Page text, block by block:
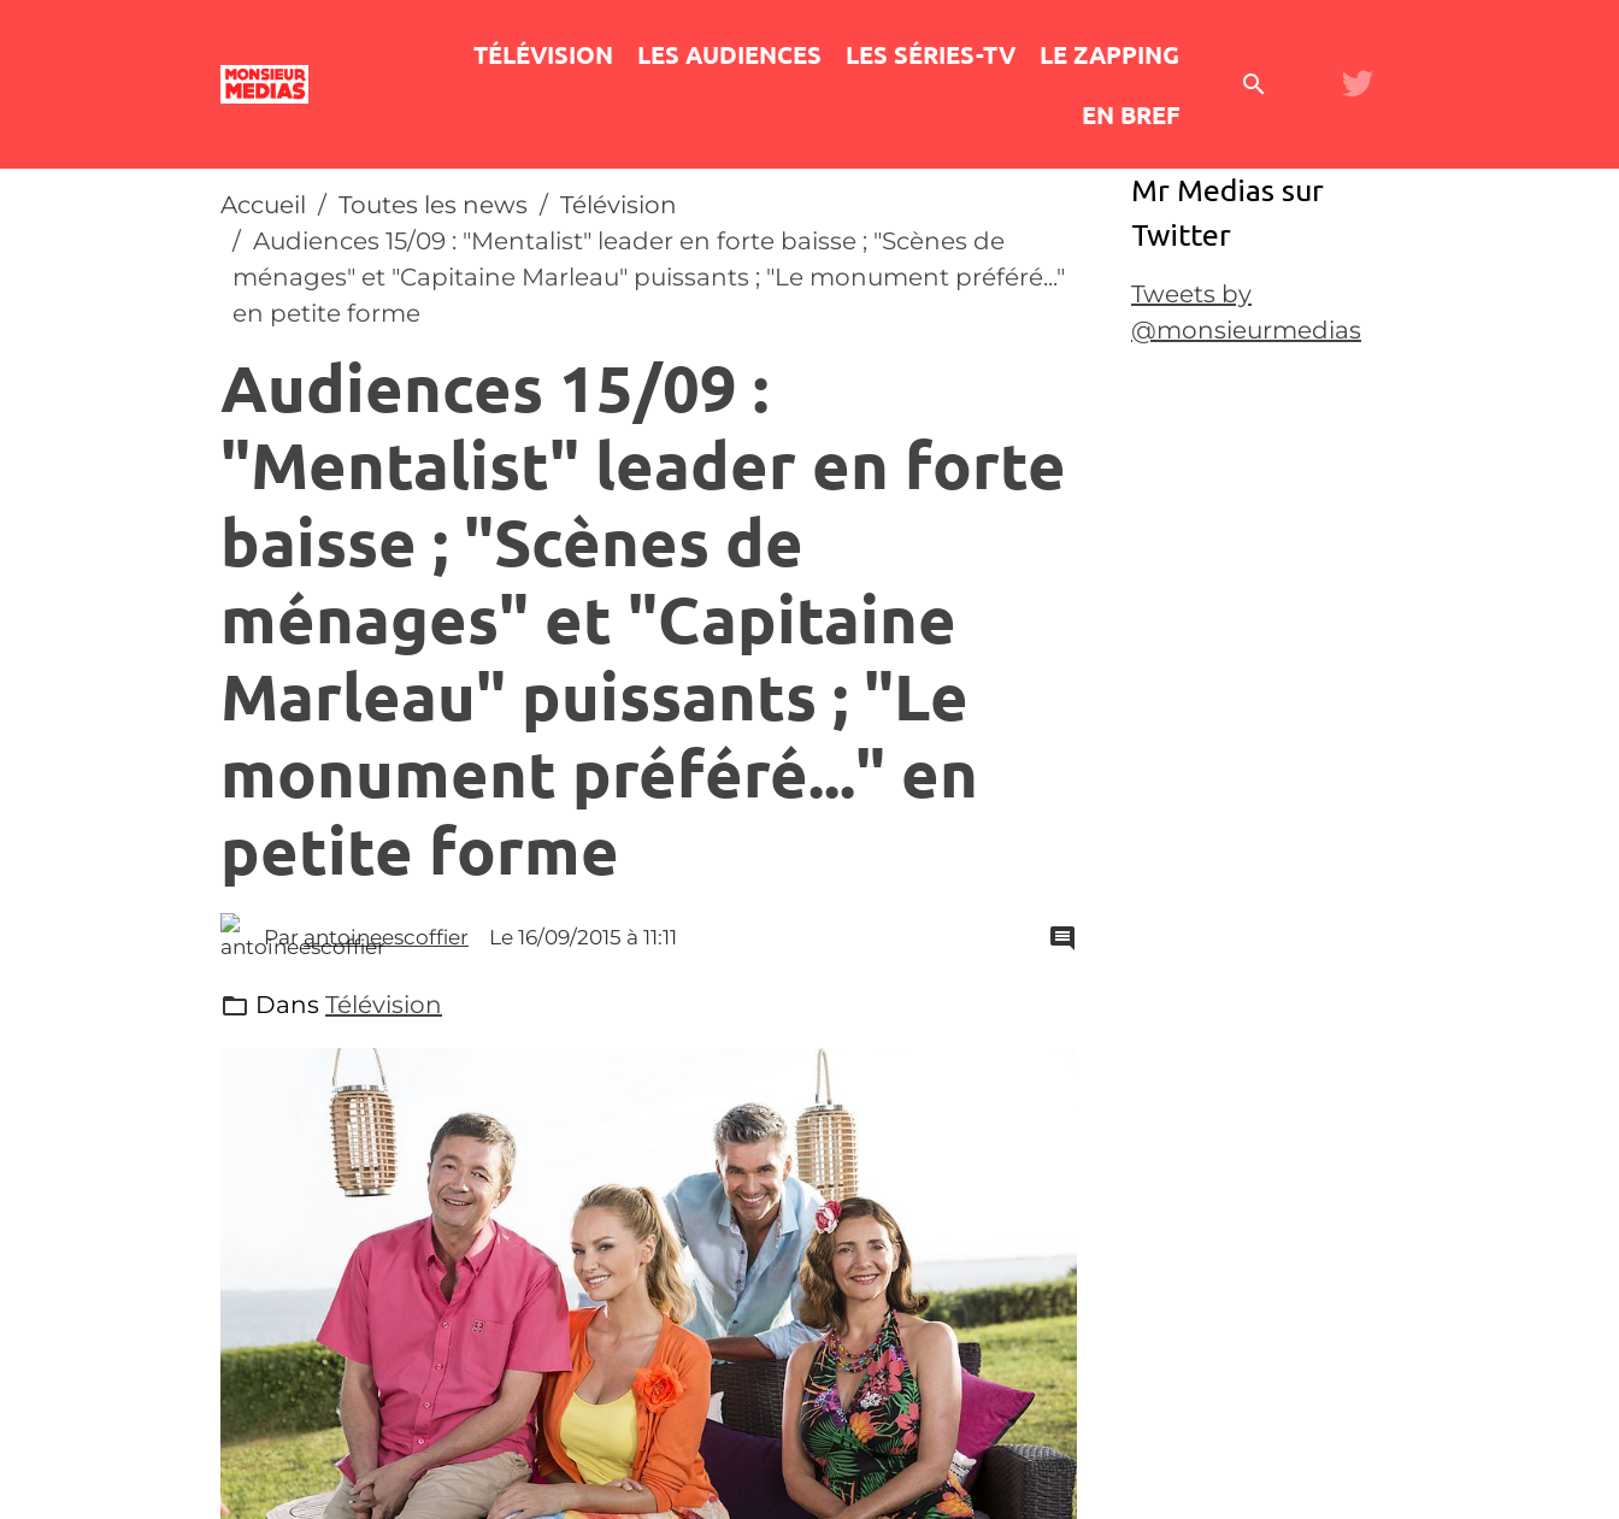
TÉLÉVISION LES AUDIENCES LES SÉRIES-TV
LE ZAPPING
EN BREF
Accueil Toutes les news
Télévision
Audiences 15/09 : "Mentalist" leader en forte baisse ; "Scènes de
ménages" et "Capitaine Marleau" puissants ; "Le monument préféré..."
en petite forme
Audiences 15/09 :
"Mentalist" leader en forte
baisse ; "Scènes de
ménages" et "Capitaine
Marleau" puissants ; "Le
monument préféré..." en
petite forme
Parantoineescoffier Le 16/09/2015 à 11:11
Dans Télévision
Mr Medias sur
Twitter
Tweets by
@monsieurmedias